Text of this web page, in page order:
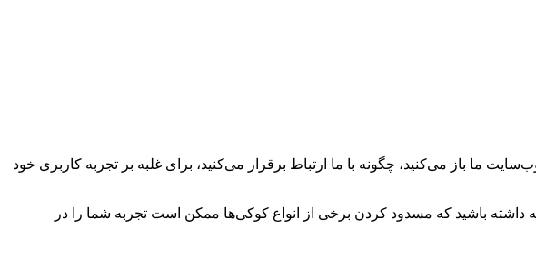
ما باز می‌کنید، چگونه با ما ارتباط برقرار می‌کنید، برای غلبه بر تجربه کاربری خود
داشته باشید که مسدود کردن برخی از انواع کوکی‌ها ممکن است تجربه شما را در